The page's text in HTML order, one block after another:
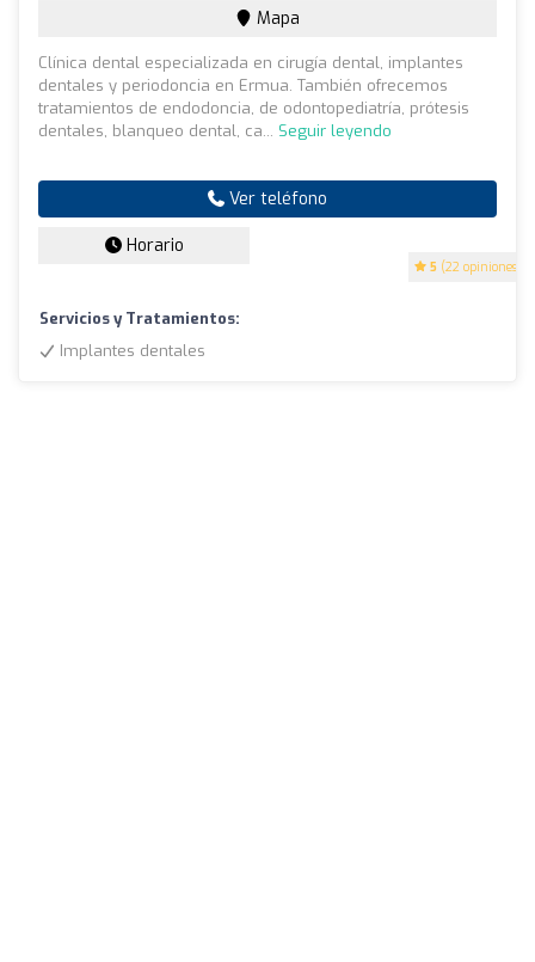
5 (22 opiniones)
Mapa
Clínica dental especializada en cirugía dental, implantes
dentales y periodoncia en Ermua. También ofrecemos
tratamientos de endodoncia, de odontopediatría, prótesis
dentales, blanqueo dental, ca... Seguir leyendo
Ver teléfono
Horario
Servicios y Tratamientos:
Implantes dentales